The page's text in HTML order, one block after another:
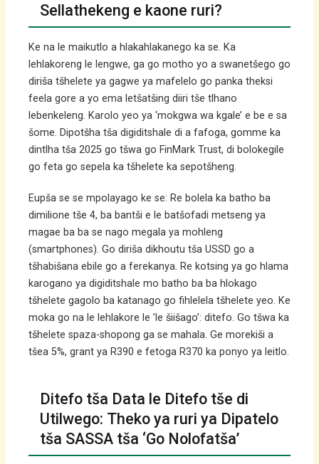
Sellathekeng e kaone ruri?
Ke na le maikutlo a hlakahlakanego ka se. Ka
lehlakoreng le lengwe, ga go motho yo a swanetšego go
diriša tšhelete ya gagwe ya mafelelo go panka theksi
feela gore a yo ema letšatšing diiri tše tlhano
lebenkeleng. Karolo yeo ya ‘mokgwa wa kgale’ e be e sa
šome. Dipotšha tša digiditshale di a fafoga, gomme ka
dintlha tša 2025 go tšwa go FinMark Trust, di bolokegile
go feta go sepela ka tšhelete ka sepotšheng.
Eupša se se mpolayago ke se: Re bolela ka batho ba
dimilione tše 4, ba bantši e le batšofadi metseng ya
magae ba ba se nago megala ya mohleng
(smartphones). Go diriša dikhoutu tša USSD go a
tšhabišana ebile go a ferekanya. Re kotsing ya go hlama
karogano ya digiditshale mo batho ba ba hlokago
tšhelete gagolo ba katanago go fihlelela tšhelete yeo. Ke
moka go na le lehlakore le ’le šiišago’: ditefo. Go tšwa ka
tšhelete spaza-shopong ga se mahala. Ge morekiši a
tšea 5%, grant ya R390 e fetoga R370 ka ponyo ya leitlo.
Ditefo tša Data le Ditefo tše di
Utilwego: Theko ya ruri ya Dipatelo
tša SASSA tša ‘Go Nolofatša’